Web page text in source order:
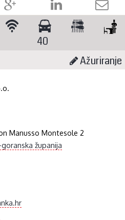
40
Ažuriranje
Manusso Montesole 2
županija